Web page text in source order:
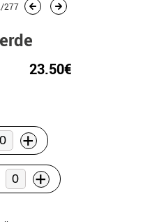
277
23.50€
+
+